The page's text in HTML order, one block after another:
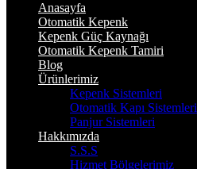
Anasayfa
Otomatik Kepenk
Kepenk Güç Kaynağı
Otomatik Kepenk Tamiri
Blog
Ürünlerimiz
Kepenk Sistemleri
Otomatik Kapı Sistemleri
Panjur Sistemleri
Hakkımızda
S.S.S
Hizmet Bölgelerimiz